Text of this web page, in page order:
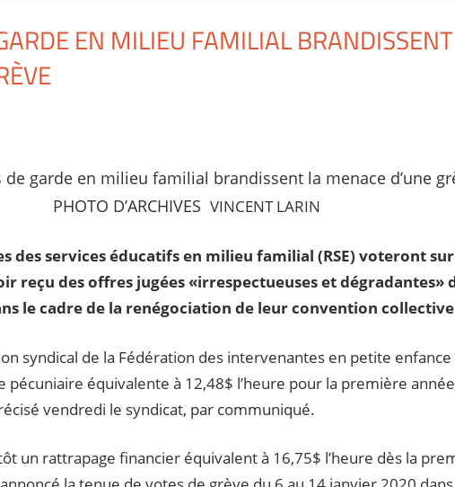
EN MILIEU FAMILIAL
PHOTO D’ARCHIVES VINCENT LARIN
des services éducatifs en milieu familial (RSE) voteront
reçu des offres jugées «irrespectueuses et dégradantes»
le cadre de la renégociation de leur convention
syndical de la Fédération des intervenantes en petite
pécuniaire équivalente à 12,48$ l’heure pour la première
vendredi le syndicat, par communiqué.
un rattrapage financier équivalent à 16,75$ l’heure dès la